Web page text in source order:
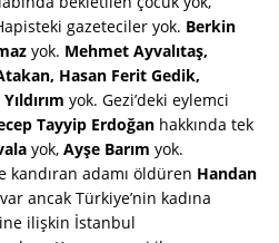
gazeteciler yok. Berkin
yok. Mehmet Ayvalıtaş,
Hasan Ferit Gedik,
yok. Gezi’deki eylemci
Tayyip Erdoğan hakkında tek
yok, Ayşe Barım yok.
kandıran adamı öldüren Handan
ancak Türkiye’nin kadına
ilişkin İstanbul